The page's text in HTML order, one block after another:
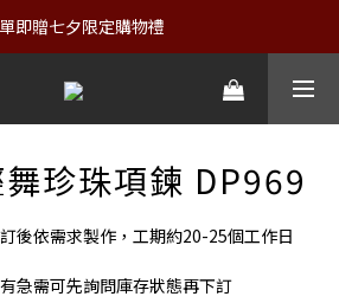
即贈七夕限定購物禮
珍珠項鍊 DP969
後依需求製作，工期約20-25個工作日
急需可先詢問庫存狀態再下訂